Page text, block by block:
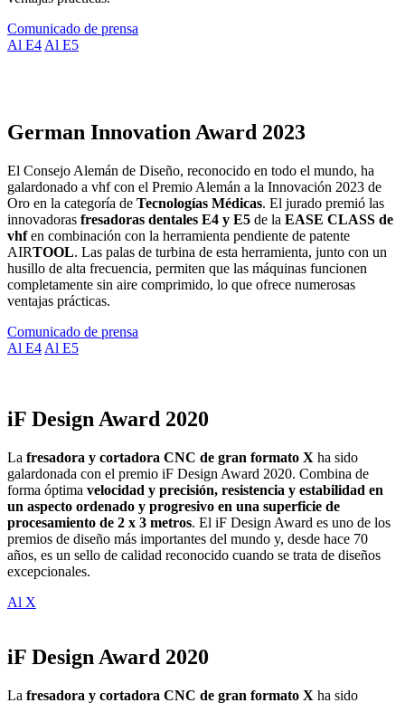
Comunicado de prensa
Al E4 Al E5
German Innovation Award 2023
El Consejo Alemán de Diseño, reconocido en todo el mundo, ha
galardonado a vhf con el Premio Alemán a la Innovación 2023 de
Oro en la categoría de Tecnologías Médicas. El jurado premió las
innovadoras fresadoras dentales E4 y E5 de la EASE CLASS de
vhfen combinación con la herramienta pendiente de patente
AIRTOOL. Las palas de turbina de esta herramienta, junto con un
husillo de alta frecuencia, permiten que las máquinas funcionen
completamente sin aire comprimido, lo que ofrece numerosas
ventajas prácticas.
Comunicado de prensa
Al E4 Al E5
iF Design Award 2020
La fresadora y cortadora CNC de gran formato X ha sido
galardonada con el premio iF Design Award 2020. Combina de
forma óptima velocidad y precisión, resistencia y estabilidad en
un aspecto ordenado y progresivo en una superficie de
procesamiento de 2 x 3 metros. El iF Design Award es uno de los
premios de diseño más importantes del mundo y, desde hace 70
años, es un sello de calidad reconocido cuando se trata de diseños
excepcionales.
Al X
iF Design Award 2020
La fresadora y cortadora CNC de gran formato X ha sido